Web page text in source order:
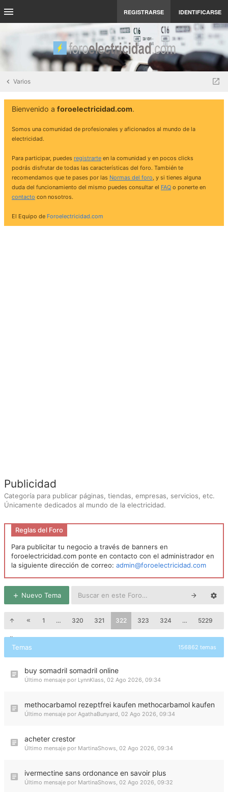
REGISTRARSE IDENTIFICARSE
Varios
Bienvenido a foroelectricidad.com.
Somos una comunidad de profesionales y aficionados al mundo de la
electricidad.
Para participar, puedes registrarte en la comunidad y en pocos clicks
podrás disfrutar de todas las características del foro. También te
recomendamos que te pases por las Normas del foro, y si tienes alguna
duda del funcionamiento del mismo puedes consultar el FAQ o ponerte en
contacto con nosotros.
El Equipo de Foroelectricidad.com
Publicidad
Categoría para publicar páginas, tiendas, empresas, servicios, etc.
Únicamente dedicados al mundo de la electricidad.
Reglas del Foro
Para publicitar tu negocio a través de banners en
foroelectricidad.com ponte en contacto con el administrador en
la siguiente dirección de correo: admin@foroelectricidad.com
Nuevo Tema
1 … 320 321 322 323 324 … 5229
Temas 156862 temas
buy somadril somadril online
Último mensaje por LynnKlass, 02 Ago 2026, 09:34
methocarbamol rezeptfrei kaufen methocarbamol kaufen
Último mensaje por AgathaBunyard, 02 Ago 2026, 09:34
acheter crestor
Último mensaje por MartinaShows, 02 Ago 2026, 09:34
ivermectine sans ordonance en savoir plus
Último mensaje por MartinaShows, 02 Ago 2026, 09:32